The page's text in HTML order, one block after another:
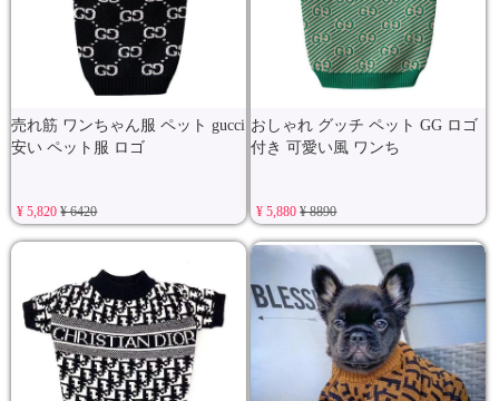
売れ筋 ワンちゃん服 ペット gucci
安い ペット服 ロゴ
¥ 5,820¥ 6420
おしゃれ グッチ ペット GG ロゴ
付き 可愛い風 ワンち
¥ 5,880¥ 8890